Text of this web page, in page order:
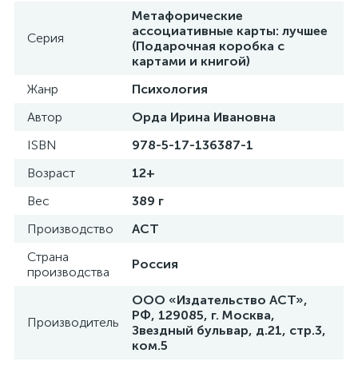
Серия
Метафорические
ассоциативные карты: лучшее
(Подарочная коробка с
картами и книгой)
Жанр
Психология
Автор
Орда Ирина Ивановна
ISBN
978-5-17-136387-1
Возраст
12+
Вес
389 г
Производство
АСТ
Страна
производства
Россия
Производитель
ООО «Издательство АСТ»,
РФ, 129085, г. Москва,
Звездный бульвар, д.21, стр.3,
ком.5